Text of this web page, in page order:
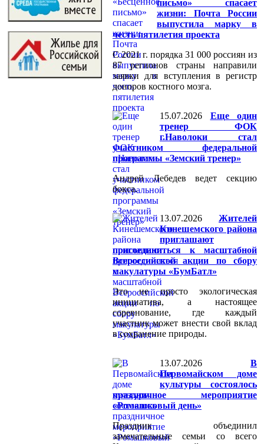
письмо» спасает
жизни: Почта России
выпустила марку в
честь пятилетия проекта
C 2021 г. порядка 31 000 россиян из
87 регионов страны направили
заявки для вступления в регистр
доноров костного мозга.
15.07.2026
Еще один
тренер ФОК
г.Наволоки стал
участником федеральной
программы «Земский тренер»
Андрей Лебедев ведет секцию
бокса.
13.07.2026
Жителей
Кинешемского района
приглашают
присоединиться к масштабной
Всероссийской акции по сбору
макулатуры «БумБатл»
Это не просто экологическая
инициатива, а настоящее
соревнование, где каждый
участник может внести свой вклад
в сохранение природы.
13.07.2026
В
Первомайском доме
культуры состоялось
праздничное мероприятие
«Ромашковый день»
Праздник объединил
замечательные семьи со всего